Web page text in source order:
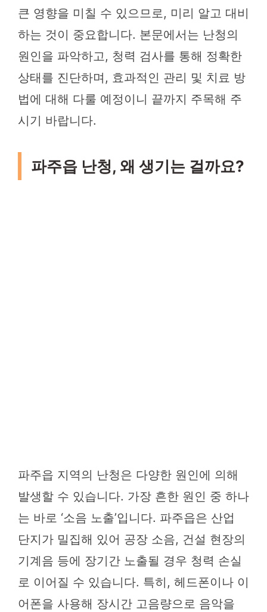
큰 영향을 미칠 수 있으므로, 미리 알고 대비
하는 것이 중요합니다. 본문에서는 난청의
원인을 파악하고, 청력 검사를 통해 정확한
상태를 진단하며, 효과적인 관리 및 치료 방
법에 대해 다룰 예정이니 끝까지 주목해 주
시기 바랍니다.
파주읍 난청, 왜 생기는 걸까요?
파주읍 지역의 난청은 다양한 원인에 의해
발생할 수 있습니다. 가장 흔한 원인 중 하나
는 바로 ‘소음 노출’입니다. 파주읍은 산업
단지가 밀집해 있어 공장 소음, 건설 현장의
기계음 등에 장기간 노출될 경우 청력 손실
로 이어질 수 있습니다. 특히, 헤드폰이나 이
어폰을 사용해 장시간 고음량으로 음악을